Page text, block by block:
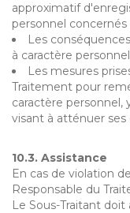
approximatif
personnel concernés
Les
à caractère personnel
Les mesures
Traitement pour
caractère personnel,
visant à atténuer
10.3. Assistance
En cas de violation
Responsable du
Le Sous-Traitant